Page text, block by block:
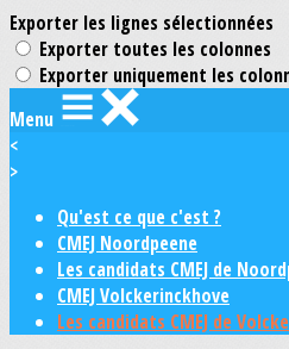
Exporter les lignes sélectionnées
Exporter toutes les colonnes
Exporter uniquement les
Menu
<
>
Qu'est ce que c'est ?
CMEJ Noordpeene
Les candidats CMEJ de
CMEJ Volckerinckhove
Les candidats CMEJ de